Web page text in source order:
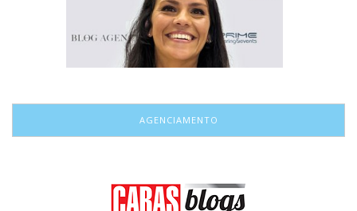
AGENCIAMENTO